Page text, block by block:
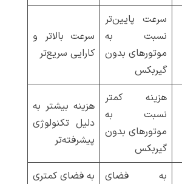
سرعت پایین‌تر
نسبت به
موتورهای بدون
گیربکس
سرعت بالاتر و
کارایی سریع‌تر
هزینه کمتر
نسبت به
موتورهای بدون
گیربکس
هزینه بیشتر به
دلیل تکنولوژی
پیشرفته‌تر
به فضای
به فضای کمتری